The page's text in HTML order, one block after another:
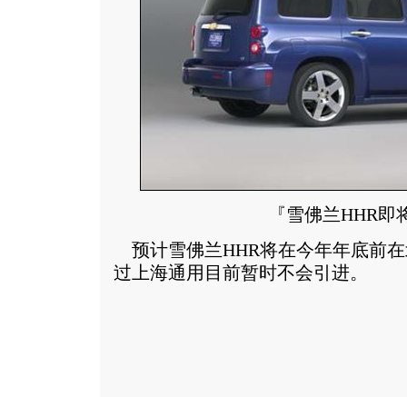
『雪佛兰HHR即
预计雪佛兰HHR将在今年年底前
过上海通用目前暂时不会引进。